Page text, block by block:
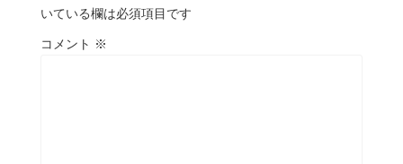
いている欄は必須項目です
コメント ※